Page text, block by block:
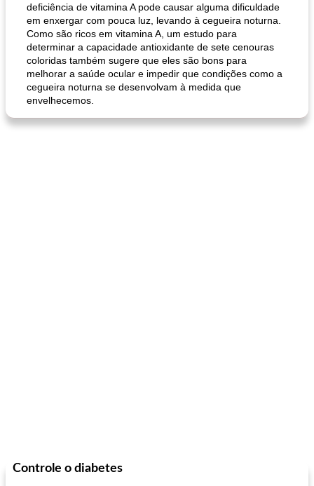
queijo festivo mergulho 'slaw'
deficiência de vitamina A pode causar alguma dificuldade
em enxergar com pouca luz, levando à cegueira noturna.
Como são ricos em vitamina A, um estudo para
determinar a capacidade antioxidante de sete cenouras
coloridas também sugere que eles são bons para
melhorar a saúde ocular e impedir que condições como a
cegueira noturna se desenvolvam à medida que
envelhecemos.
Controle o diabetes